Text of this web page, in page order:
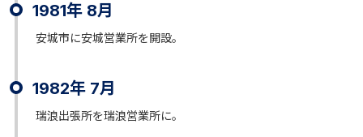
1981年 8月
安城市に安城営業所を開設。
1982年 7月
瑞浪出張所を瑞浪営業所に。